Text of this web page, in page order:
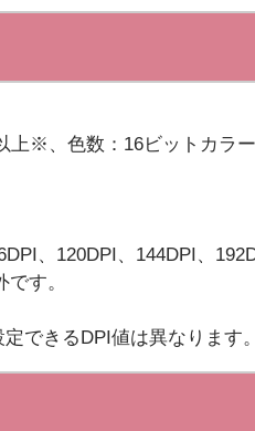
上※、色数：16ビットカラ
、120DPI、144DPI、
す。